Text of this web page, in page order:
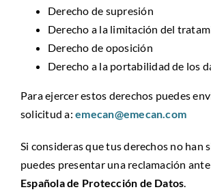
Derecho de supresión
Derecho a la limitación del
Derecho de oposición
Derecho a la portabilidad de los
Para ejercer estos derechos puedes
solicitud a:emecan@emecan.com
Si consideras que tus derechos no han
puedes presentar una reclamación
Española de Protección de Datos.